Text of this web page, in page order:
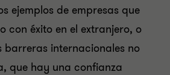
ejemplos de empresas que
con éxito en el extranjero, o
barreras internacionales no
que hay una confianza